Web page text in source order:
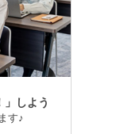
」しよう
す♪